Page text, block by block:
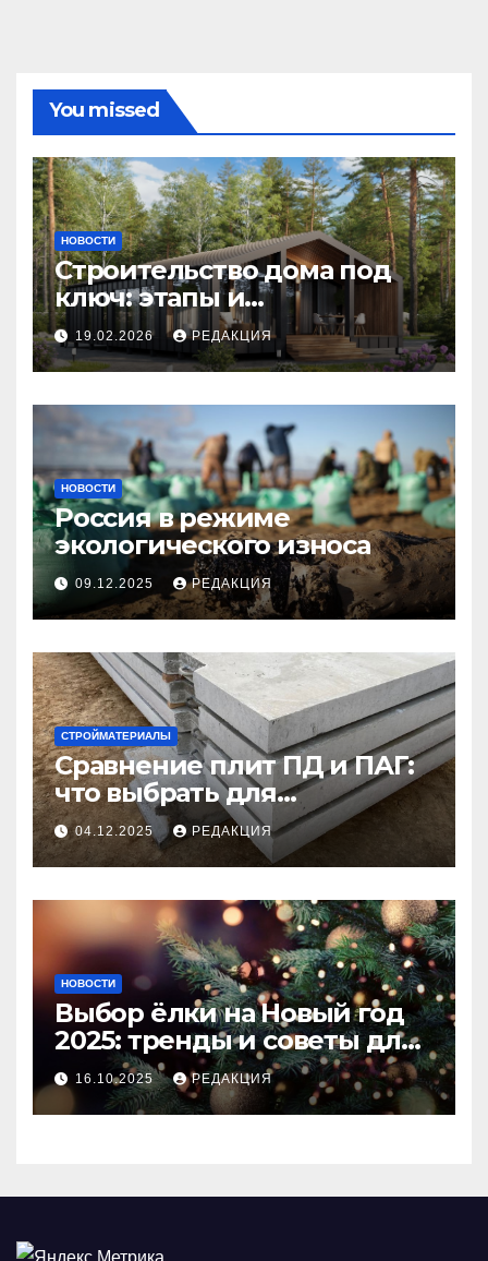
You missed
НОВОСТИ
Строительство дома под
ключ: этапы и
планирование бюджета
19.02.2026 РЕДАКЦИЯ
НОВОСТИ
Россия в режиме
экологического износа
09.12.2025 РЕДАКЦИЯ
СТРОЙМАТЕРИАЛЫ
Сравнение плит ПД и ПАГ:
что выбрать для
долговечного и прочного
покрытия
04.12.2025 РЕДАКЦИЯ
НОВОСТИ
Выбор ёлки на Новый год
2025: тренды и советы для
идеального праздника
16.10.2025 РЕДАКЦИЯ